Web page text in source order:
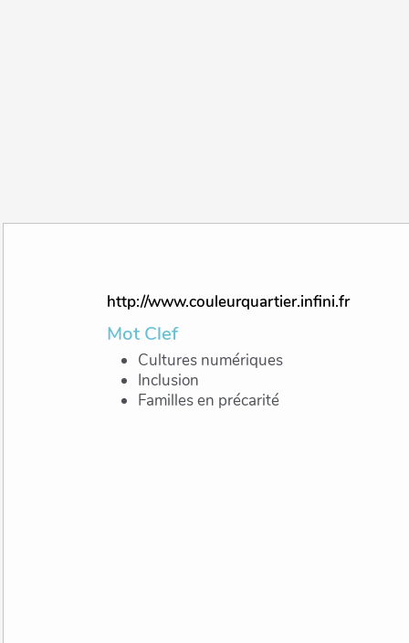
http://www.couleurquartier.infini.fr
Mot Clef
Cultures numériques
Inclusion
Familles en précarité